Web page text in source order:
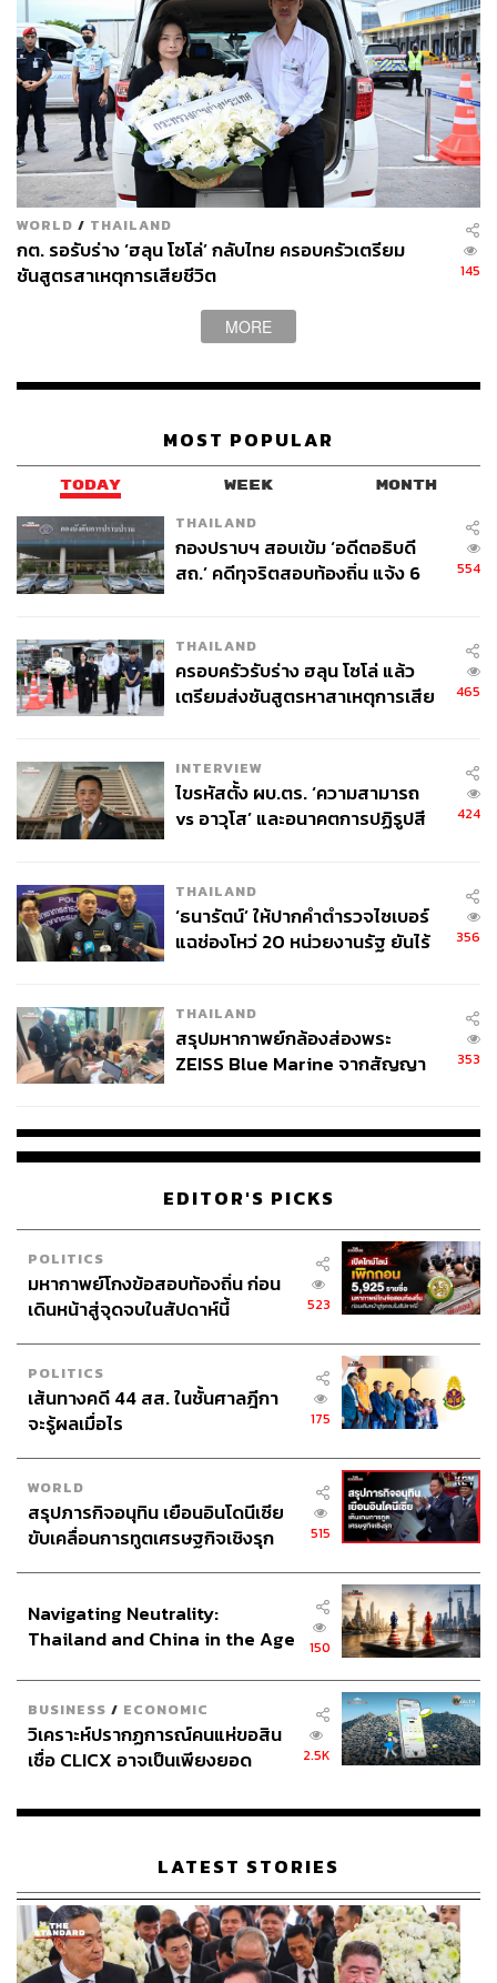
WORLD / THAILAND
กต. รอรับร่าง ‘ฮลุน โซโล่’ กลับไทย ครอบครัวเตรียม
ชันสูตรสาเหตุการเสียชีวิต
145
MORE
MOST POPULAR
TODAY WEEK MONTH
THAILAND
กองปราบฯ สอบเข้ม ‘อดีตอธิบดี
สถ.’ คดีทุจริตสอบท้องถิ่น แจ้ง 6
554
THAILAND
ครอบครัวรับร่าง ฮลุน โซโล่ แล้ว
เตรียมส่งชันสูตรหาสาเหตุการเสีย
465
INTERVIEW
ไขรหัสตั้ง ผบ.ตร. ‘ความสามารถ
vs อาวุโส’ และอนาคตการปฏิรูปสี
424
THAILAND
‘ธนารัตน์’ ให้ปากคำตำรวจไซเบอร์
แฉช่องโหว่ 20 หน่วยงานรัฐ ยันไร้
356
THAILAND
สรุปมหากาพย์กล้องส่องพระ
ZEISS Blue Marine จากสัญญา
จ่ายหนี้-แอบระบุแบรนด์
353
EDITOR'S PICKS
POLITICS
มหากาพย์โกงข้อสอบท้องถิ่น ก่อน
เดินหน้าสู่จุดจบในสัปดาห์นี้
523
POLITICS
เส้นทางคดี 44 สส. ในชั้นศาลฎีกา
จะรู้ผลเมื่อไร
175
WORLD
สรุปภารกิจอนุทิน เยือนอินโดนีเซีย
ขับเคลื่อนการทูตเศรษฐกิจเชิงรุก
515
Navigating Neutrality:
Thailand and China in the Age
150
BUSINESS / ECONOMIC
วิเคราะห์ปรากฏการณ์คนแห่ขอสิน
เชื่อ CLICX อาจเป็นเพียงยอด
เรือนไทยที่ถูกซุกไว้
2.5K
LATEST STORIES